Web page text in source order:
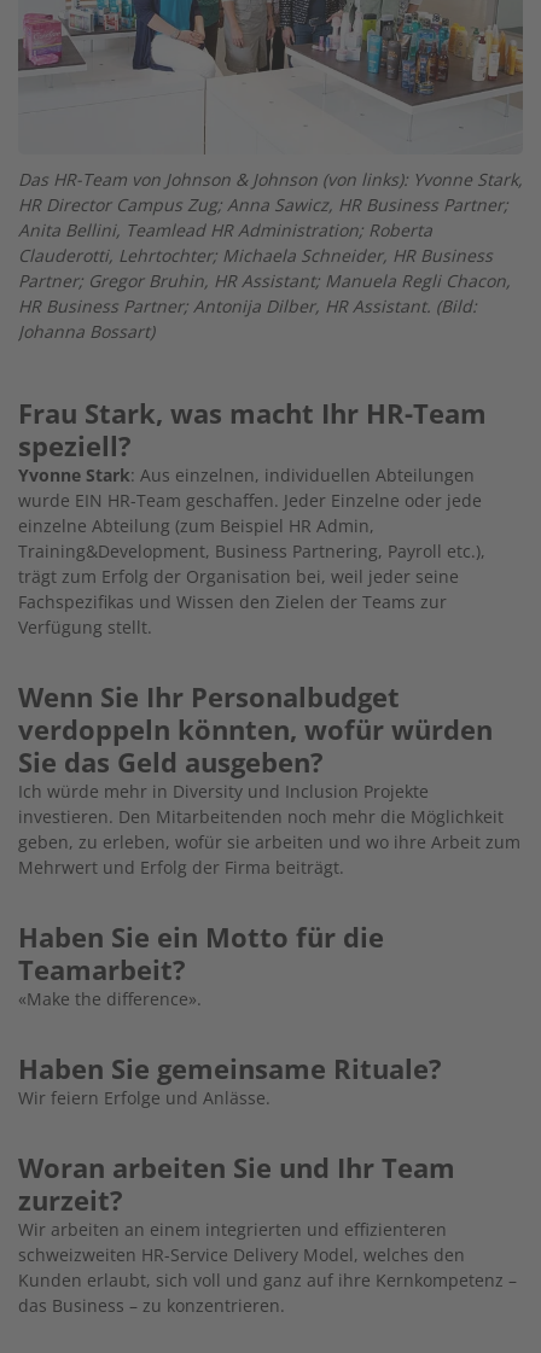
Das HR-Team von Johnson & Johnson (von links): Yvonne Stark,
HR Director Campus Zug; Anna Sawicz, HR Business Partner;
Anita Bellini, Teamlead HR Administration; Roberta
Clauderotti, Lehrtochter; Michaela Schneider, HR Business
Partner; Gregor Bruhin, HR Assistant; Manuela Regli Chacon,
HR Business Partner; Antonija Dilber, HR Assistant. (Bild:
Johanna Bossart)
Frau Stark, was macht Ihr HR-Team
speziell?
Yvonne Stark: Aus einzelnen, individuellen Abteilungen
wurde EIN HR-Team geschaffen. Jeder Einzelne oder jede
einzelne Abteilung (zum Beispiel HR Admin,
Training&Development, Business Partnering, Payroll etc.),
trägt zum Erfolg der Organisation bei, weil jeder seine
Fachspezifikas und Wissen den Zielen der Teams zur
Verfügung stellt.
Wenn Sie Ihr Personalbudget
verdoppeln könnten, wofür würden
Sie das Geld ausgeben?
Ich würde mehr in Diversity und Inclusion Projekte
investieren. Den Mitarbeitenden noch mehr die Möglichkeit
geben, zu erleben, wofür sie arbeiten und wo ihre Arbeit zum
Mehrwert und Erfolg der Firma beiträgt.
Haben Sie ein Motto für die
Teamarbeit?
«Make the difference».
Haben Sie gemeinsame Rituale?
Wir feiern Erfolge und Anlässe.
Woran arbeiten Sie und Ihr Team
zurzeit?
Wir arbeiten an einem integrierten und effizienteren
schweizweiten HR-Service Delivery Model, welches den
Kunden erlaubt, sich voll und ganz auf ihre Kernkompetenz –
das Business – zu konzentrieren.